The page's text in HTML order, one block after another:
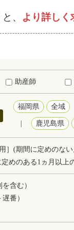
、 より詳しく
助産師
福岡県 全域
鹿児島県
］(期間に定めのな
めのある1ヵ月以上
含む）
番）